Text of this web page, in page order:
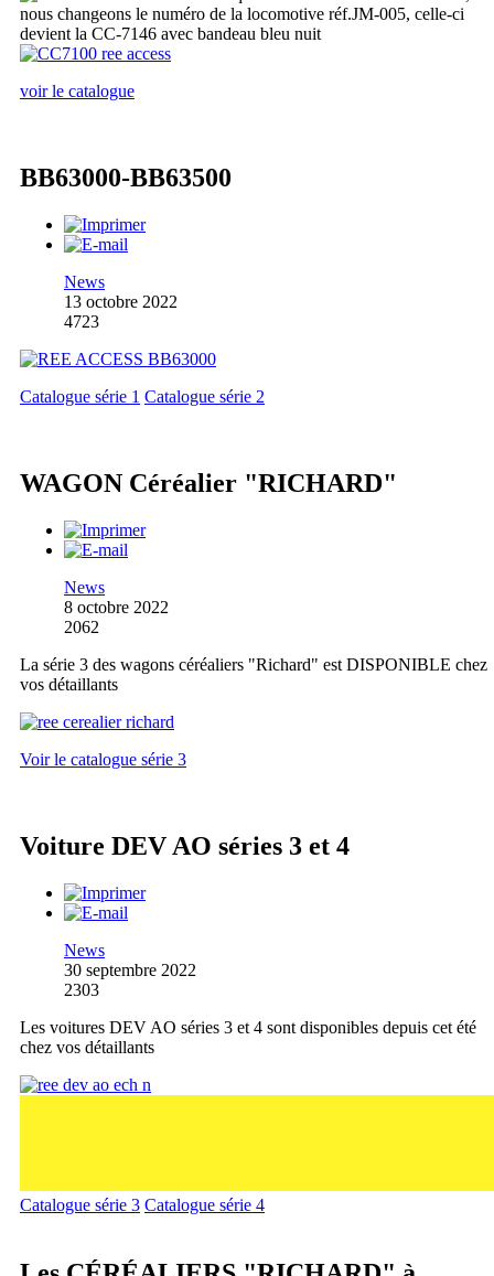
nous changeons le numéro de la locomotive réf.JM-005, celle-ci
devient la CC-7146 avec bandeau bleu nuit
voir le catalogue
BB63000-BB63500
News
13 octobre 2022
4723
Catalogue série 1 Catalogue série 2
WAGON Céréalier "RICHARD"
News
8 octobre 2022
2062
La série 3 des wagons céréaliers "Richard" est DISPONIBLE chez
vos détaillants
Voir le catalogue série 3
Voiture DEV AO séries 3 et 4
News
30 septembre 2022
2303
Les voitures DEV AO séries 3 et 4 sont disponibles depuis cet été
chez vos détaillants
Catalogue série 3 Catalogue série 4